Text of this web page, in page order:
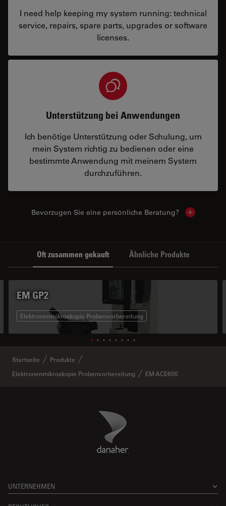
I need help keeping my system running: technical
service, repairs, spare parts, upgrades or software
licenses.
Unterstützung bei Anwendungen
Ich benötige Unterstützung oder Schulung, um
mein System richtig zu bedienen oder eine
bestimmte Anwendung mit meinem System
durchzuführen.
Bevorzugen Sie eine persönliche Beratung? Show
Oft zusammen gekauft Ähnliche Produkte
EM GP2
Elektronenmikroskopie Probenvorbereitung
Startseite
Produkte
Elektronenmikroskopie Probenvorbereitung
EM ACE600
Danaher Logo
UNTERNEHMEN